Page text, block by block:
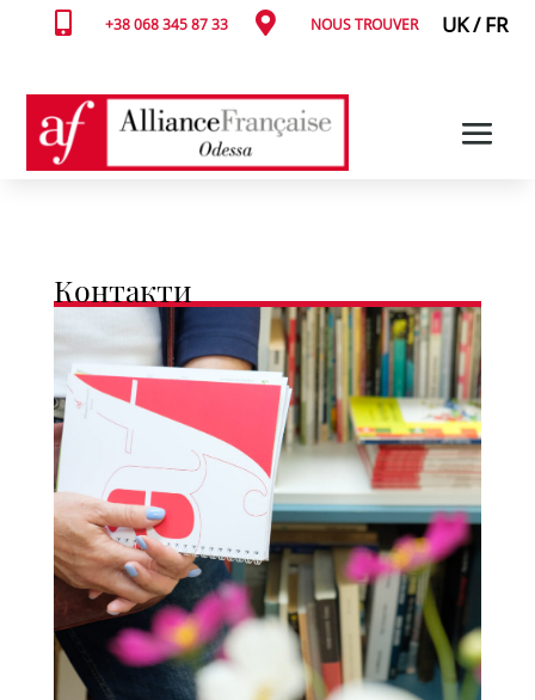
 +38 068 345 87 33  NOUS TROUVER UK/FR
Контакти